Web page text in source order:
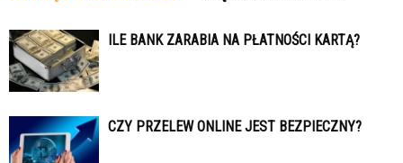
ILE BANK ZARABIA NA PŁATNOŚCI KARTĄ?
CZY PRZELEW ONLINE JEST BEZPIECZNY?